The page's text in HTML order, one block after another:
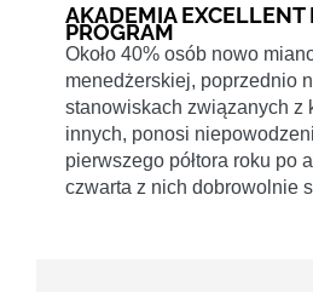
AKADEMIA EXCELLENT
PROGRAM
Około 40% osób nowo
menedżerskiej, poprzednio
stanowiskach związanych z
innych, ponosi
pierwszego półtora roku po
czwarta z nich dobrowolnie